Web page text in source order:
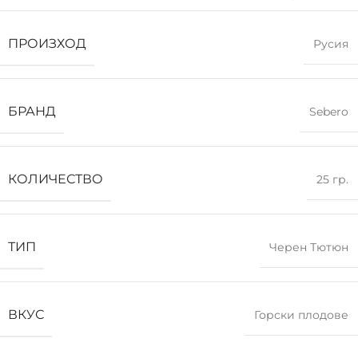
ПРОИЗХОД Русия
БРАНД Sebero
КОЛИЧЕСТВО 25 гр.
ТИП Черен Тютюн
ВКУС Горски плодове